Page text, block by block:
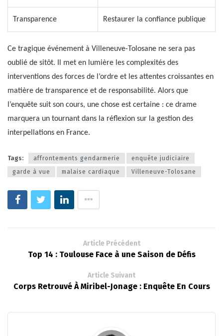
Transparence Restaurer la confiance publique
Ce tragique événement à Villeneuve-Tolosane ne sera pas
oublié de sitôt. Il met en lumière les complexités des
interventions des forces de l’ordre et les attentes croissantes en
matière de transparence et de responsabilité. Alors que
l’enquête suit son cours, une chose est certaine : ce drame
marquera un tournant dans la réflexion sur la gestion des
interpellations en France.
Tags: affrontements gendarmerie
enquête judiciaire
garde à vue
malaise cardiaque Villeneuve-Tolosane
Article Précédent
Top 14 : Toulouse Face à une Saison de Défis
Article Suivant
Corps Retrouvé À Miribel-Jonage : Enquête En Cours